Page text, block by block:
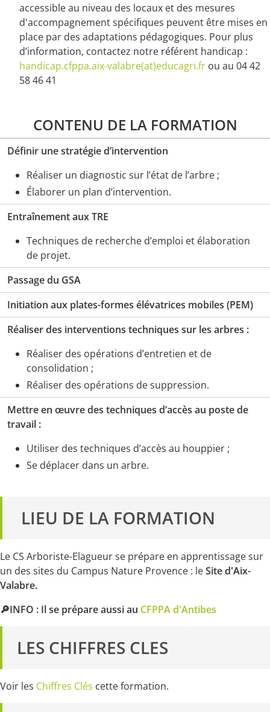
accessible au niveau des locaux et des mesures
d'accompagnement spécifiques peuvent être mises en
place par des adaptations pédagogiques. Pour plus
d’information, contactez notre référent handicap :
handicap.cfppa.aix-valabre(at)educagri.fr ou au 04 42
58 46 41
CONTENU DE LA FORMATION
Définir une stratégie d’intervention
Réaliser un diagnostic sur l’état de l’arbre ;
Élaborer un plan d’intervention.
​Entraînement aux TRE
Techniques de recherche d’emploi et élaboration
de projet.
Passage du GSA
Initiation aux plates-formes élévatrices mobiles​​ (PEM)
Réaliser des interventions techniques sur les arbres :
Réaliser des opérations d’entretien et de
consolidation ;
Réaliser des opérations de suppression.
Mettre en œuvre des techniques d’accès au poste de
travail :
Utiliser des techniques d’accès au houppier ;
Se déplacer dans un arbre.
LIEU DE LA FORMATION
Le CS Arboriste-Elagueur se prépare en apprentissage sur
un des sites du Campus Nature Provence : leSite d'Aix-
Valabre.
🔎INFO : Il se prépare aussi au CFPPA d'Antibes
LES CHIFFRES CLES
Voir les Chiffres Clés cette formation.